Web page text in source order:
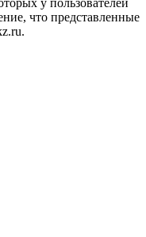
что представленные